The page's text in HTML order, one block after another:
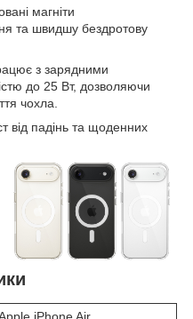
магніти
та швидшу бездротову
з зарядними
до 25 Вт, дозволяючи
чохла.
від падінь та щоденних
iPhone Air